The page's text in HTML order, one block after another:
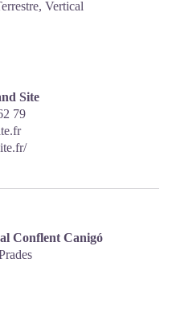
Vertical
Site
79
Conflent Canigó